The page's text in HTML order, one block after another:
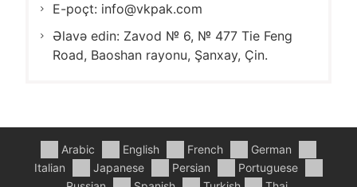
E-poçt: info@vkpak.com
Əlavə edin: Zavod № 6, № 477 Tie Feng
Road, Baoshan rayonu, Şanxay, Çin.
Arabic English French
German
Italian
Japanese Persian
Portuguese